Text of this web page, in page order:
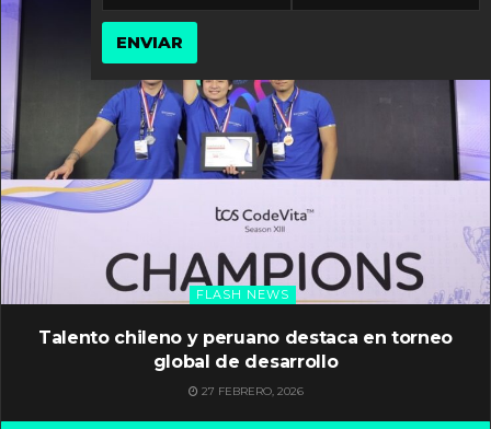
FLASH NEWS
Talento chileno y peruano destaca en torneo
global de desarrollo
27 FEBRERO, 2026
ENVIAR